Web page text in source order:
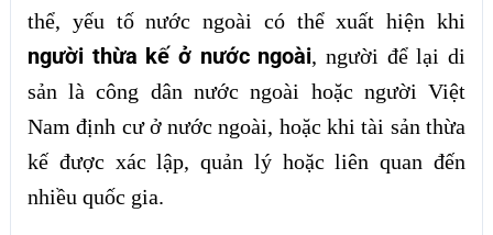
thể, yếu tố nước ngoài có thể xuất hiện khi
người thừa kế ở nước ngoài, người để lại di
sản là công dân nước ngoài hoặc người Việt
Nam định cư ở nước ngoài, hoặc khi tài sản thừa
kế được xác lập, quản lý hoặc liên quan đến
nhiều quốc gia.